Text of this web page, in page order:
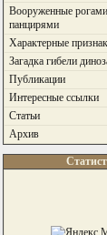
Вооруженные
панцирями
Характерные
Загадка гибели
Публикации
Интересные ссылки
Статьи
Архив